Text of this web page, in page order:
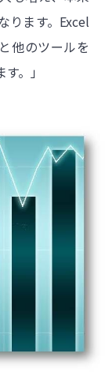
ります。Excel
他のツールを
。」